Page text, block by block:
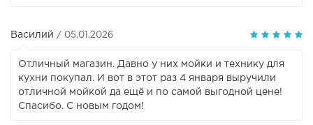
Василий / 05.01.2026
Отличный магазин. Давно у них мойки и технику для
кухни покупал. И вот в этот раз 4 января выручили
отличной мойкой да ещё и по самой выгодной цене!
Спасибо. С новым годом!